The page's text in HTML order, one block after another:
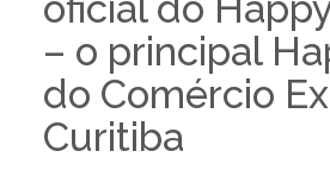
– o principal
do Comércio
Curitiba